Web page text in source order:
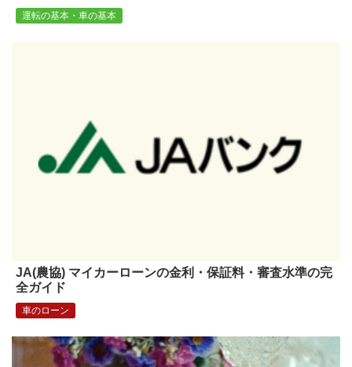
運転の基本・車の基本
JA(農協) マイカーローンの金利・保証料・審査水準の完
全ガイド
車のローン